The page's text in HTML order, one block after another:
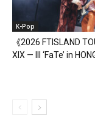
K-Pop
《2026 FTISLAND
XIX — III ‘FaTe’ in